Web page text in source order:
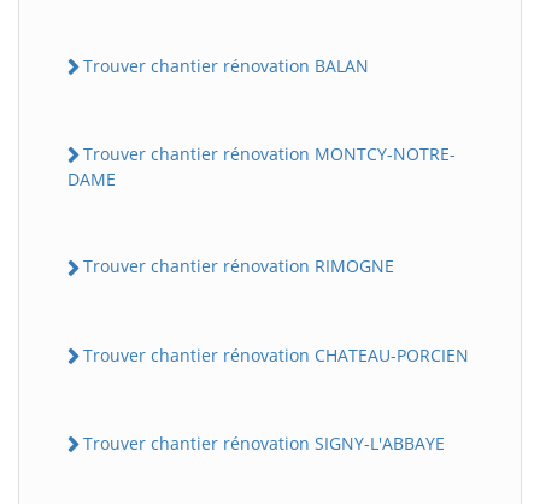
Trouver chantier rénovation BALAN
Trouver chantier rénovation MONTCY-NOTRE-
DAME
Trouver chantier rénovation RIMOGNE
Trouver chantier rénovation CHATEAU-PORCIEN
Trouver chantier rénovation SIGNY-L'ABBAYE